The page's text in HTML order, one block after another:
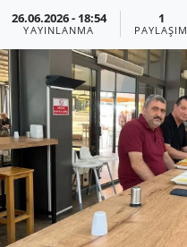
26.06.2026 - 18:54
YAYINLANMA
1
PAYLAŞIM
Politika
Uşak